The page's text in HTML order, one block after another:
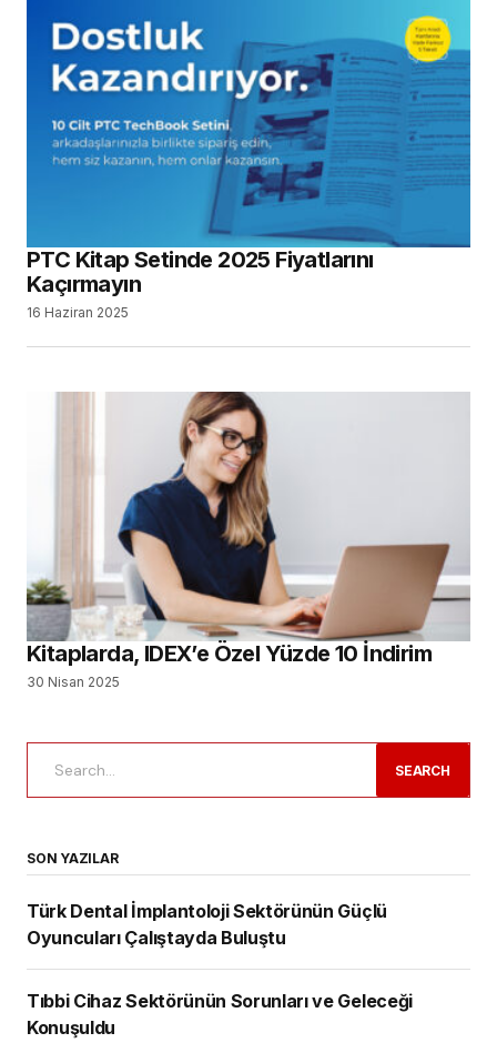
Kitaplarda, IDEX’e Özel Yüzde 10 İndirim
SON YAZILAR
Türk Dental İmplantoloji Sektörünün Güçlü
Oyuncuları Çalıştayda Buluştu
Tıbbi Cihaz Sektörünün Sorunları ve Geleceği
Konuşuldu
Yeni Nesil Probiyotik Teknolojisi ile Prowill 3D
Diş Hekimliği Tercih Edecekler için Kontenjanlar Belli
Dental İmplant Pazarının, 2034 Yılına Kadar 14,43
Milyar Dolara Ulaşması Bekleniyor
ÇOK OKUNANLAR
Türk Dental İmplantoloji Sektörünün Güçlü
Oyuncuları Çalıştayda Buluştu